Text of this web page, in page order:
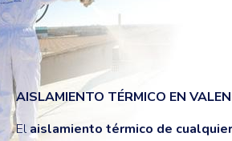
AISLAMIENTO TÉRMICO EN
Elaislamiento térmico de